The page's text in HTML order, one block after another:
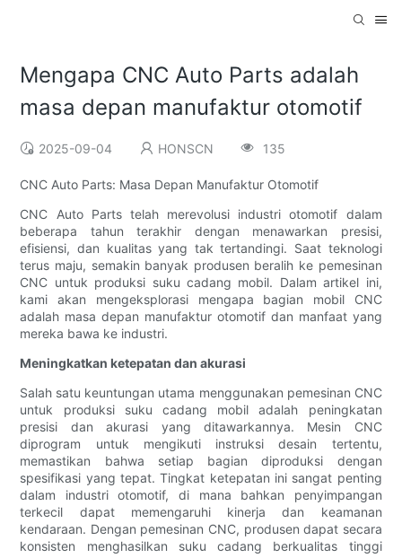
Mengapa CNC Auto Parts adalah
masa depan manufaktur otomotif
2025-09-04 HONSCN 135
CNC Auto Parts: Masa Depan Manufaktur Otomotif
CNC Auto Parts telah merevolusi industri otomotif dalam
beberapa tahun terakhir dengan menawarkan presisi,
efisiensi, dan kualitas yang tak tertandingi. Saat teknologi
terus maju, semakin banyak produsen beralih ke pemesinan
CNC untuk produksi suku cadang mobil. Dalam artikel ini,
kami akan mengeksplorasi mengapa bagian mobil CNC
adalah masa depan manufaktur otomotif dan manfaat yang
mereka bawa ke industri.
Meningkatkan ketepatan dan akurasi
Salah satu keuntungan utama menggunakan pemesinan CNC
untuk produksi suku cadang mobil adalah peningkatan
presisi dan akurasi yang ditawarkannya. Mesin CNC
diprogram untuk mengikuti instruksi desain tertentu,
memastikan bahwa setiap bagian diproduksi dengan
spesifikasi yang tepat. Tingkat ketepatan ini sangat penting
dalam industri otomotif, di mana bahkan penyimpangan
terkecil dapat memengaruhi kinerja dan keamanan
kendaraan. Dengan pemesinan CNC, produsen dapat secara
konsisten menghasilkan suku cadang berkualitas tinggi